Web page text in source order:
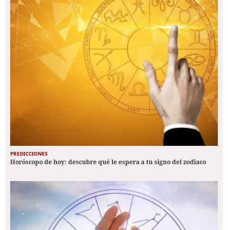
PREDICCIONES
Horóscopo de hoy: descubre qué le espera a tu signo del zodiaco